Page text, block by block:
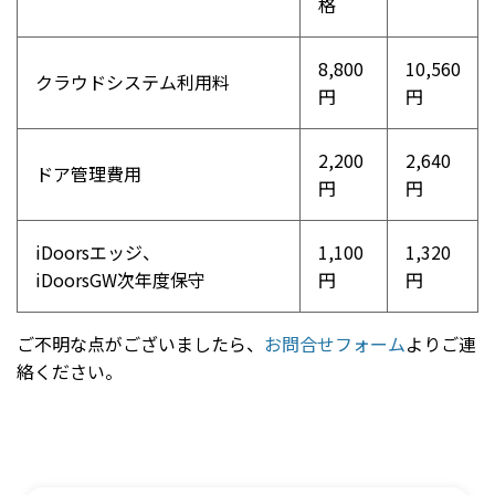
クラウドシステム利用料
8,800
円
10,560
円
ドア管理費用
2,200
円
2,640
円
iDoorsエッジ、
iDoorsGW次年度保守
1,100
円
1,320
円
ご不明な点がございましたら、 お問合せフォームよりご連
絡ください。